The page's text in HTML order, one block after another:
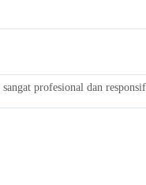
profesional dan